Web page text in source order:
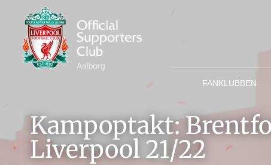
FANKLUBBEN
Kampoptakt:
Liverpool 21/22